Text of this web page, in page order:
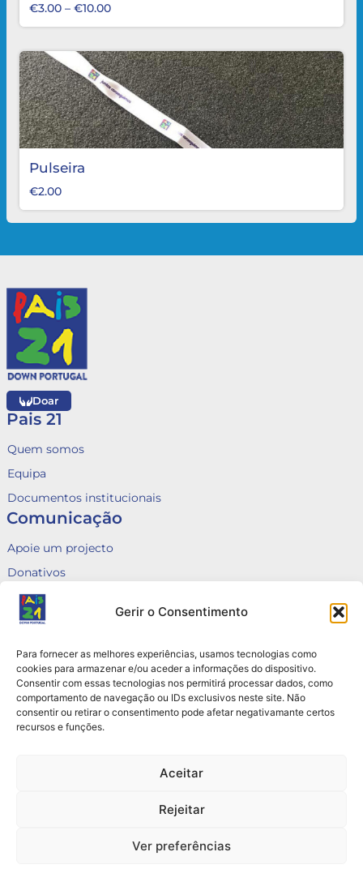
Gerir o Consentimento
Para fornecer as melhores experiências, usamos tecnologias como
cookies para armazenar e/ou aceder a informações do dispositivo.
Consentir com essas tecnologias nos permitirá processar dados, como
comportamento de navegação ou IDs exclusivos neste site. Não
consentir ou retirar o consentimento pode afetar negativamante certos
recursos e funções.
Aceitar
Rejeitar
Ver preferências
€3.00 – €10.00
Pulseira
€2.00
Doar
Pais 21
Quem somos
Equipa
Documentos institucionais
Comunicação
Apoie um projecto
Donativos
Fale connosco
Voluntariado
Queixas
Contactos
Rua do Arco do Marquês de Alegrete nº6, 3B e 3C
1110 — 034 Lisboa
info@pais21.pt | direcao@pais21.pt